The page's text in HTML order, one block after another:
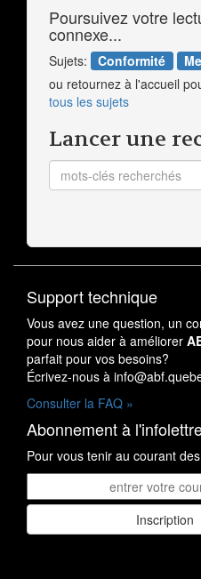
Poursuivez votre
connexe...
Sujets: Conformité
ou retournez à l'accueil
tous les sujets
Lancer une
Support technique
Vous avez une question, un
pour nous aider à améliorer
parfait pour vos besoins?
Écrivez-nous à info
Consulter la FAQ »
Abonnement à
Pour vous tenir au courant